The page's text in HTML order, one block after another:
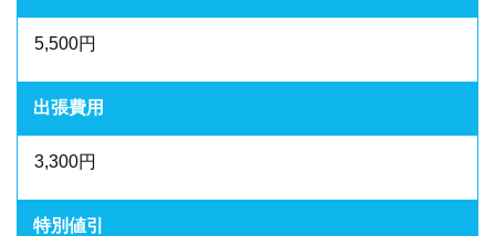
5,500円
出張費用
3,300円
特別値引